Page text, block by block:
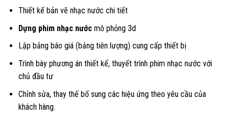
Thiết kế bản vẽ nhạc nước chi tiết
Dựng phim nhạc nướcmô phỏng 3d
Lập bảng báo giá (bảng tiên lượng) cung cấp thiết bị
Trình bày phương án thiết kế, thuyết trình phim nhạc nước với
chủ đầu tư
Chỉnh sửa, thay thế bổ sung các hiệu ứng theo yêu cầu của
khách hàng.